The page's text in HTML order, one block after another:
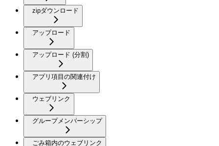
zipダウンロード
アップロード
アップロード (分割)
アプリ項目の関連付け
ウェブリンク
グループメンバーシップ
ごみ箱内のウェブリンク